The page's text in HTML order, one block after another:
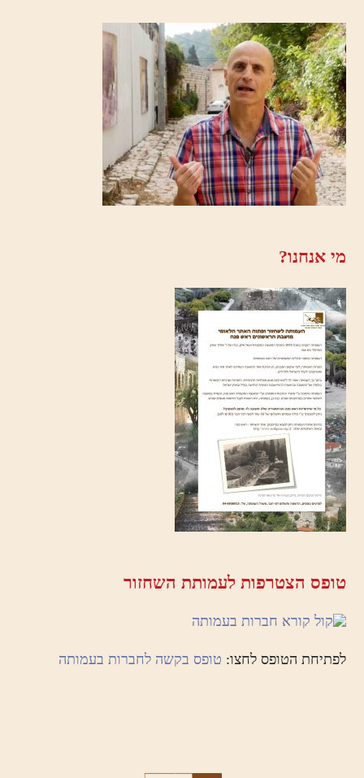
מי אנחנו?
טופס הצטרפות לעמותת השחזור
לפתיחת הטופס לחצו: טופס בקשה לחברות בעמותה